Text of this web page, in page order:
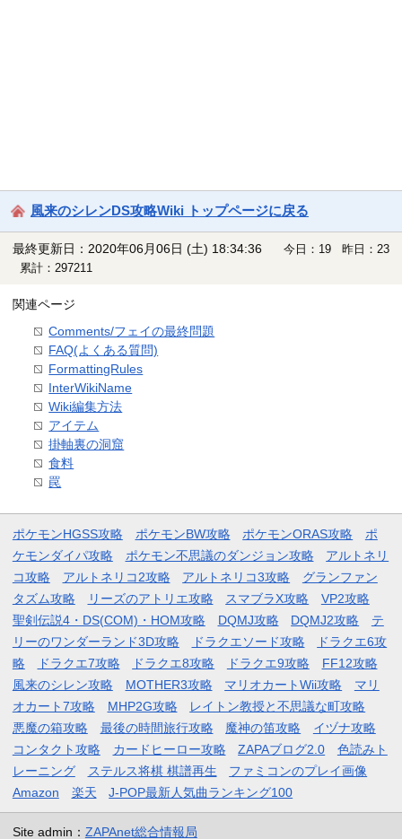
風来のシレンDS攻略Wiki トップページに戻る
最終更新日：2020年06月06日 (土) 18:34:36
今日：19 昨日：23
累計：297211
関連ページ
Comments/フェイの最終問題
FAQ(よくある質問)
FormattingRules
InterWikiName
Wiki編集方法
アイテム
掛軸裏の洞窟
食料
罠
ポケモンHGSS攻略 ポケモンBW攻略 ポケモンORAS攻略
ポ
ケモンダイパ攻略
ポケモン不思議のダンジョン攻略
アルトネリ
コ攻略
アルトネリコ2攻略 アルトネリコ3攻略
グランファン
タズム攻略
リーズのアトリエ攻略 スマブラX攻略
VP2攻略
聖剣伝説4・DS(COM)・HOM攻略
DQMJ攻略 DQMJ2攻略
テ
リーのワンダーランド3D攻略
ドラクエソード攻略
ドラクエ6攻
略
ドラクエ7攻略 ドラクエ8攻略 ドラクエ9攻略
FF12攻略
風来のシレン攻略
MOTHER3攻略 マリオカートWii攻略
マリ
オカート7攻略
MHP2G攻略
レイトン教授と不思議な町攻略
悪魔の箱攻略
最後の時間旅行攻略 魔神の笛攻略
イヅナ攻略
コンタクト攻略
カードヒーロー攻略 ZAPAブログ2.0
色読みト
レーニング
ステルス将棋 棋譜再生
ファミコンのプレイ画像
Amazon
楽天 J-POP最新人気曲ランキング100
Site admin： ZAPAnet総合情報局